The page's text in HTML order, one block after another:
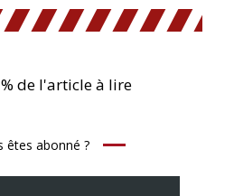
de l'article à lire
êtes abonné ?